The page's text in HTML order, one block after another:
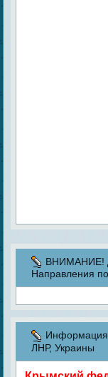
ВНИМАНИЕ!
Направления
Информация
ЛНР, Украины